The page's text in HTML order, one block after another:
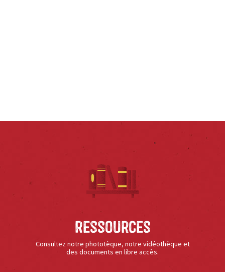
Ressources
Consultez notre phototèque, notre vidéothèque et
des documents en libre accès.